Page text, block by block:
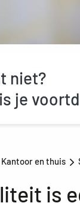
niet?
je
Kantoor en thuis
is